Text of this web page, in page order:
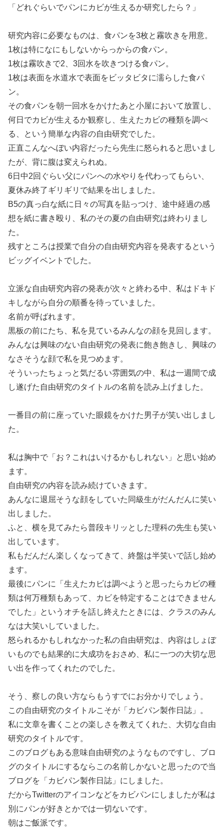
「どれぐらいでパンにカビが生えるか研究したら？」
研究内容に必要なものは、食パンを3枚と霧吹きを用意。
1枚は特になにもしないからっからの食パン。
1枚は霧吹きで2、3回水を吹きつける食パン。
1枚は表面を水道水で表面をビッタビタに濡らした食パ
ン。
その食パンを朝一回水をかけたあと小屋において放置し、
何日でカビが生えるか観察し、生えたカビの種類を調べ
る、という簡単な内容の自由研究でした。
正直こんなへぼい内容だったら先生に怒られると思いまし
たが、背に腹は変えられぬ。
6日中2回ぐらい父にパンへの水やりを代わってもらい、
夏休み終了ギリギリで結果を出しました。
B5の真っ白な紙に日々の写真を貼っつけ、途中経過の感
想を紙に書き殴り、私のその夏の自由研究は終わりまし
た。
残すところは授業で自分の自由研究内容を発表するという
ビッグイベントでした。
立派な自由研究内容の発表が次々と終わる中、私はドキド
キしながら自分の順番を待っていました。
名前が呼ばれます。
黒板の前にたち、私を見ているみんなの顔を見回します。
みんなは興味のない自由研究の発表に飽き飽きし、興味の
なさそうな顔で私を見つめます。
そういったちょっと気だるい雰囲気の中、私は一週間で成
し遂げた自由研究のタイトルの名前を読み上げました。
一番目の前に座っていた眼鏡をかけた男子が笑い出しまし
た。
私は胸中で「お？これはいけるかもしれない」と思い始め
ます。
自由研究の内容を読み続けていきます。
あんなに退屈そうな顔をしていた同級生がだんだんに笑い
出しました。
ふと、横を見てみたら普段キリッとした理科の先生も笑い
出しています。
私もだんだん楽しくなってきて、終盤は半笑いで話し始め
ます。
最後にパンに「生えたカビは調べようと思ったらカビの種
類は何万種類もあって、カビを特定することはできません
でした」というオチを話し終えたときには、クラスのみん
なは大笑いしていました。
怒られるかもしれなかった私の自由研究は、内容はしょぼ
いものでも結果的に大成功をおさめ、私に一つの大切な思
い出を作ってくれたのでした。
そう、察しの良い方ならもうすでにお分かりでしょう。
この自由研究のタイトルこそが「カビパン製作日誌」。
私に文章を書くことの楽しさを教えてくれた、大切な自由
研究のタイトルです。
このブログもある意味自由研究のようなものですし、ブロ
グのタイトルにするならこの名前しかないと思ったので当
ブログを「カビパン製作日誌」にしました。
だからTwitterのアイコンなどをカビパンにしましたが私は
別にパンが好きとかでは一切ないです。
朝はご飯派です。